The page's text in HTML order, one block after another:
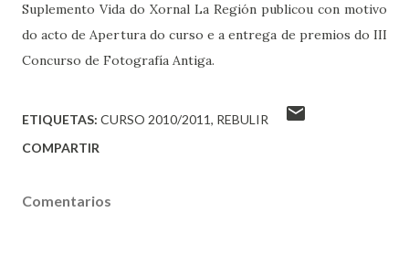
Suplemento Vida do Xornal La Región publicou con motivo
do acto de Apertura do curso e a entrega de premios do III
Concurso de Fotografía Antiga.
ETIQUETAS: CURSO 2010/2011 REBULIR
COMPARTIR
Comentarios